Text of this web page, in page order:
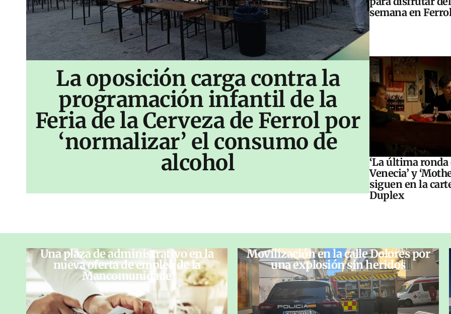
La oposición carga contra la
programación infantil de la
Feria de la Cerveza de Ferrol por
‘normalizar’ el consumo de
alcohol
semana en
‘La última ronda
Venecia’ y
siguen en la
Duplex
Una plaza de administrativo en la
nueva oferta de empleo de la
Mancomunidade
Movilización en la calle Dolores por
una explosión sin heridos